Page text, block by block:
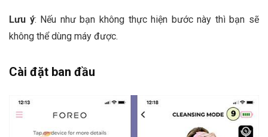
Lưu ý: Nếu như bạn không thực hiện bước này thì bạn sẽ
không thể dùng máy được.
Cài đặt ban đầu